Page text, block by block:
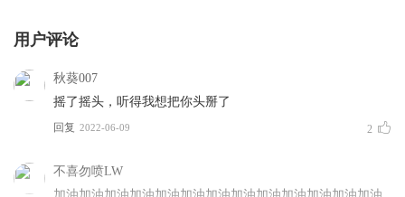
用户评论
秋葵007
摇了摇头，听得我想把你头掰了
回复 2022-06-09 2
不喜勿喷LW